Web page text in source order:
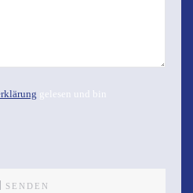
gelesen und bin
SENDEN